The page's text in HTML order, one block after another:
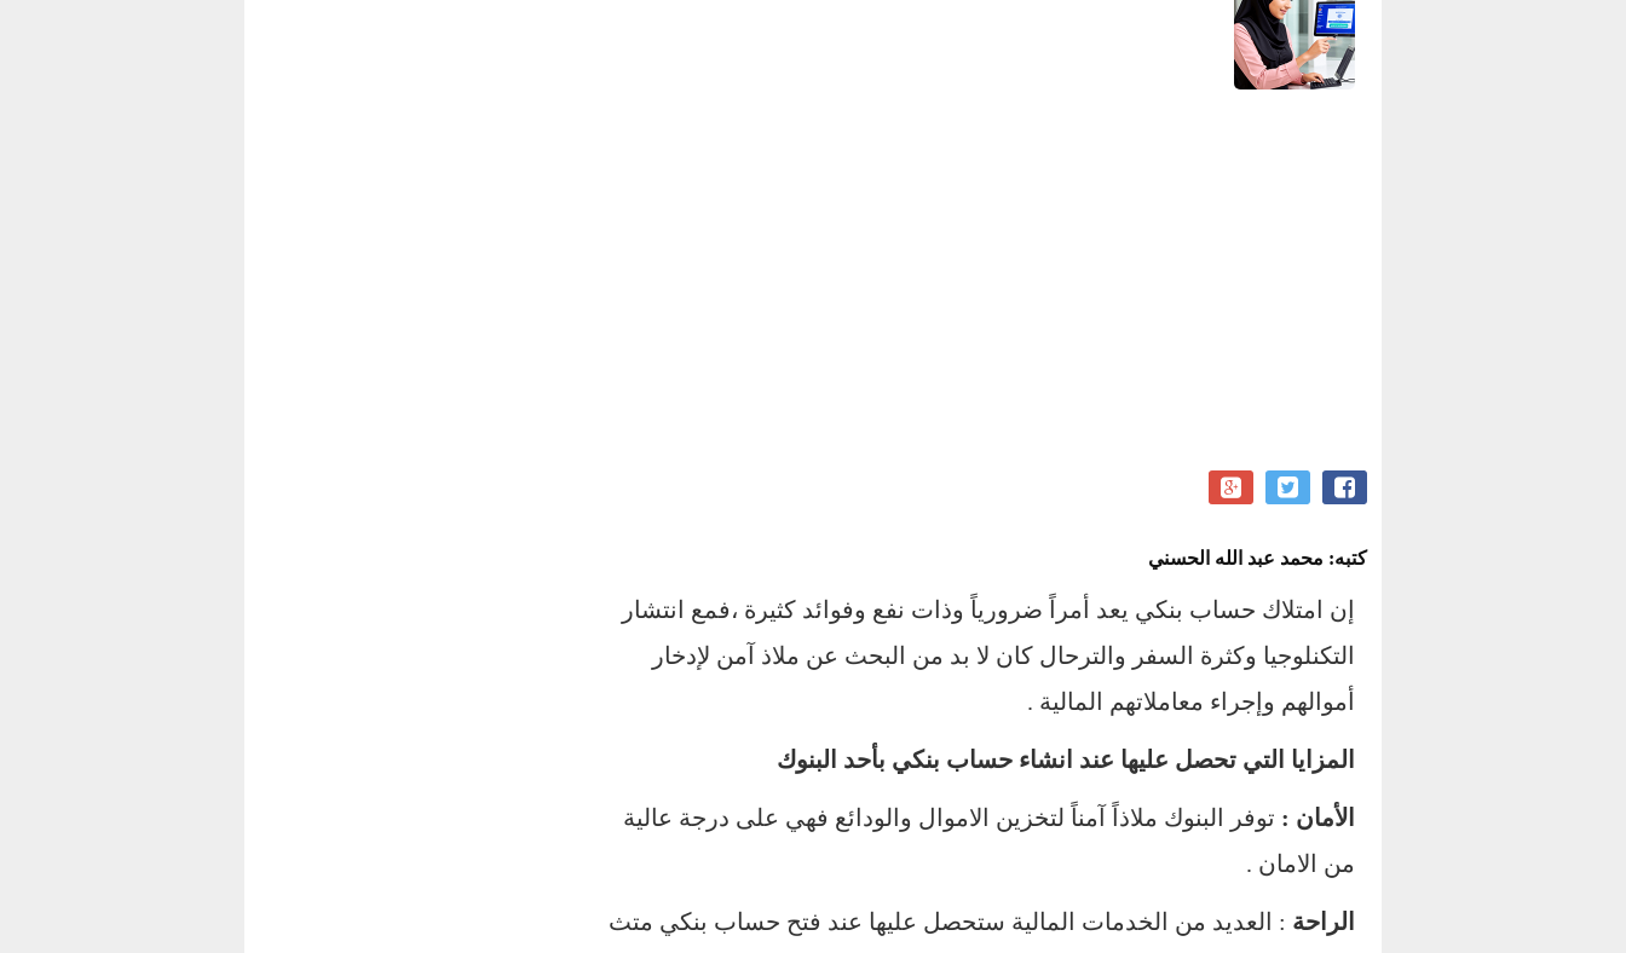
كتبه: محمد عبد الله الحسني
إن امتلاك حساب بنكي يعد أمراً ضرورياً وذات نفع وفوائد كثيرة ،فمع انتشار
التكنلوجيا وكثرة السفر والترحال كان لا بد من البحث عن ملاذ آمن لإدخار
أموالهم وإجراء معاملاتهم المالية .
المزايا التي تحصل عليها عند انشاء حساب بنكي بأحد البنوك
الأمان : توفر البنوك ملاذاً آمناً لتخزين الاموال والودائع فهي على درجة عالية
من الامان .
الراحة : العديد من الخدمات المالية ستحصل عليها عند فتح حساب بنكي متث